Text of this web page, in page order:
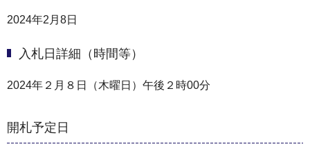
2024年2月8日
入札日詳細（時間等）
2024年２月８日（木曜日）午後２時00分
開札予定日